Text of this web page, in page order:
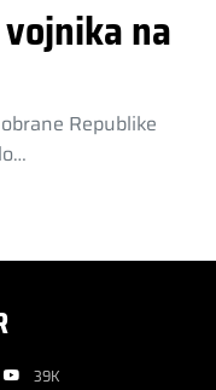
na
Republike
39K